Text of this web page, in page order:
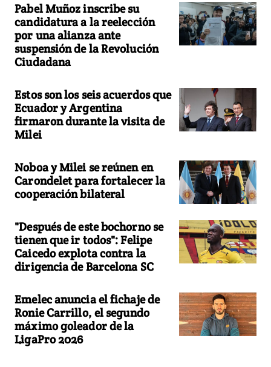
Pabel Muñoz inscribe su
candidatura a la reelección
por una alianza ante
suspensión de la Revolución
Ciudadana
Estos son los seis acuerdos que
Ecuador y Argentina
firmaron durante la visita de
Milei
Noboa y Milei se reúnen en
Carondelet para fortalecer la
cooperación bilateral
"Después de este bochorno se
tienen que ir todos": Felipe
Caicedo explota contra la
dirigencia de Barcelona SC
Emelec anuncia el fichaje de
Ronie Carrillo, el segundo
máximo goleador de la
LigaPro 2026